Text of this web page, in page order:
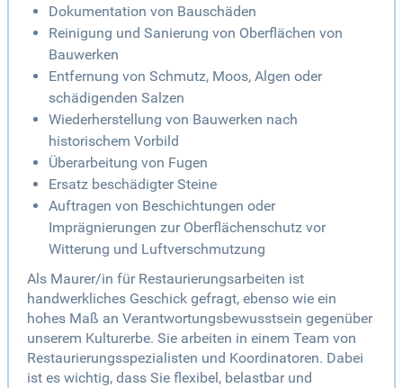
Dokumentation von Bauschäden
Reinigung und Sanierung von Oberflächen von
Bauwerken
Entfernung von Schmutz, Moos, Algen oder
schädigenden Salzen
Wiederherstellung von Bauwerken nach
historischem Vorbild
Überarbeitung von Fugen
Ersatz beschädigter Steine
Auftragen von Beschichtungen oder
Imprägnierungen zur Oberflächenschutz vor
Witterung und Luftverschmutzung
Als Maurer/in für Restaurierungsarbeiten ist
handwerkliches Geschick gefragt, ebenso wie ein
hohes Maß an Verantwortungsbewusstsein gegenüber
unserem Kulturerbe. Sie arbeiten in einem Team von
Restaurierungsspezialisten und Koordinatoren. Dabei
ist es wichtig, dass Sie flexibel, belastbar und